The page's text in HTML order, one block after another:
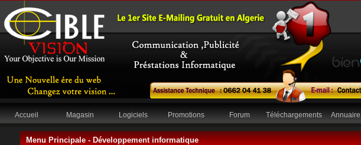
Accueil Magasin Logiciels Promotions Forum Téléchargements Annuaire
Menu Principale -Développement informatique